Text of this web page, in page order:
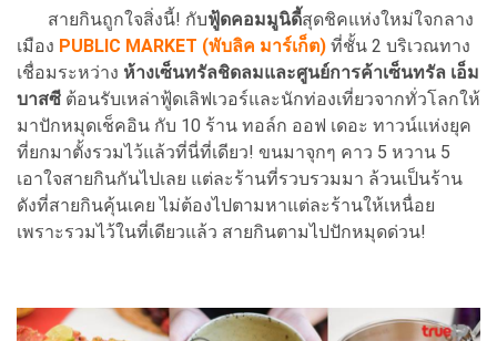
สายกินถูกใจสิ่งนี้! กับฟู้ดคอมมูนิดี้สุดชิคแห่งใหม่ใจกลาง
เมือง PUBLIC MARKET (พับลิค มาร์เก็ต) ที่ชั้น 2 บริเวณทาง
เชื่อมระหว่าง ห้างเซ็นทรัลชิดลมและศูนย์การค้าเซ็นทรัล เอ็ม
บาสซี ต้อนรับเหล่าฟู้ดเลิฟเวอร์และนักท่องเที่ยวจากทั่วโลกให้
มาปักหมุดเช็คอิน กับ 10 ร้าน ทอล์ก ออฟ เดอะ ทาวน์แห่งยุค
ที่ยกมาตั้งรวมไว้แล้วที่นี่ที่เดียว! ขนมาจุกๆ คาว 5 หวาน 5
เอาใจสายกินกันไปเลย แต่ละร้านที่รวบรวมมา ล้วนเป็นร้าน
ดังที่สายกินคุ้นเคย ไม่ต้องไปตามหาแต่ละร้านให้เหนื่อย
เพราะรวมไว้ในที่เดียวแล้ว สายกินตามไปปักหมุดด่วน!